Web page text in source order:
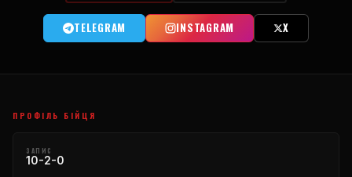
TELEGRAM INSTAGRAM X
ПРОФІЛЬ БІЙЦЯ
ЗАПИС
10-2-0